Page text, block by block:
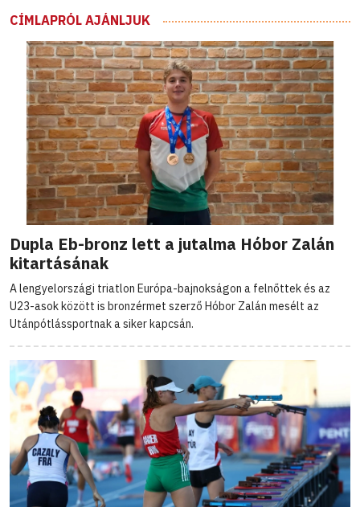
CÍMLAPRÓL AJÁNLJUK
Dupla Eb-bronz lett a jutalma Hóbor Zalán
kitartásának
A lengyelországi triatlon Európa-bajnokságon a felnőttek és az
U23-asok között is bronzérmet szerző Hóbor Zalán mesélt az
Utánpótlássportnak a siker kapcsán.